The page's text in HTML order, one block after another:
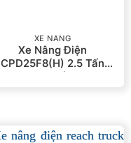
XE NÂNG
Xe Nâng Điện
CPD25F8(H) 2.5 Tấn